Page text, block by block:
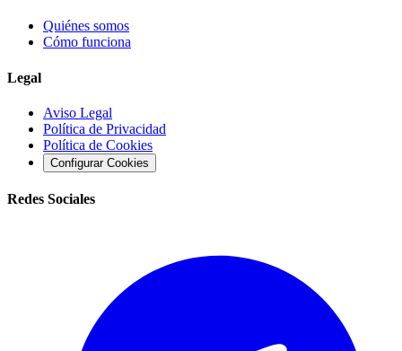
Quiénes somos
Cómo funciona
Legal
Aviso Legal
Política de Privacidad
Política de Cookies
Configurar Cookies
Redes Sociales